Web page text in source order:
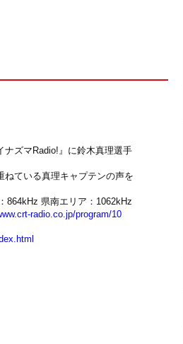
ナズマRadio!』に鈴木真理選手
ている真理キャプテンの声を
864kHz 県南エリア：1062kHz
radio.co.jp/program/10